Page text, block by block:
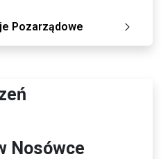
Pozarządowe
Nosówce